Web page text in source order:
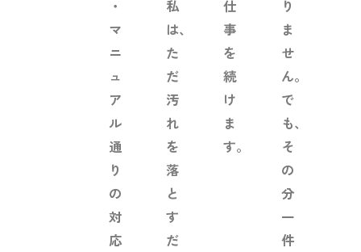
・
マ
ニ
ュ
ア
ル
通
り
の
対
応
私
は、
た
だ
汚
れ
を
落
と
す
だ
仕
事
を
続
け
ま
す。
り
ま
せ
ん。
で
も、
そ
の
分
一
件